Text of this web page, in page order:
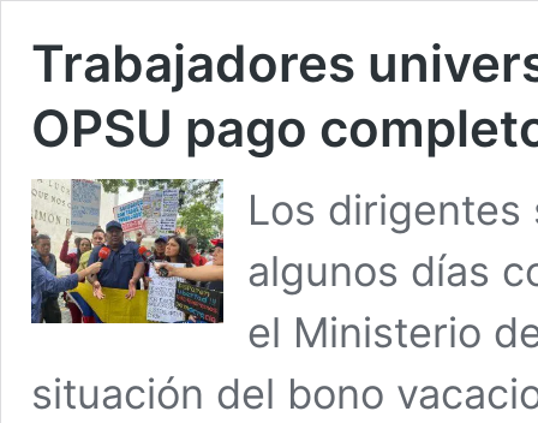
Trabajadores
OPSU pago
Los dirigentes
algunos días
el Ministerio
situación del bono